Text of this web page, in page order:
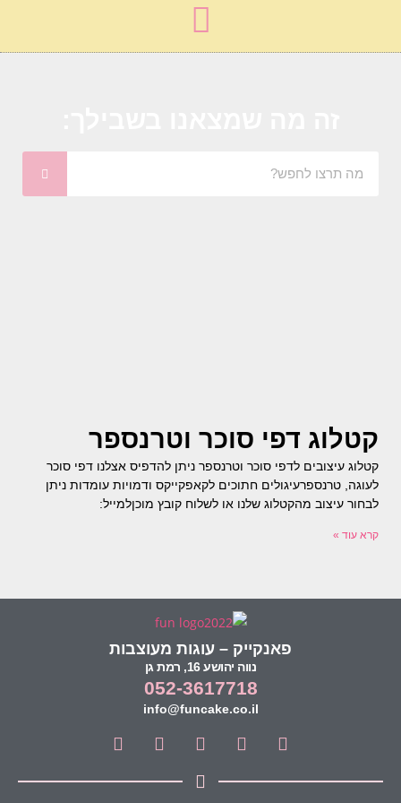
קטלוג דפי סוכר וטרנספר
קטלוג עיצובים לדפי סוכר וטרנספר ניתן להדפיס אצלנו דפי סוכר
לעוגה, טרנספרעיגולים חתוכים לקאפקייקס ודמויות עומדות ניתן
לבחור עיצוב מהקטלוג שלנו או לשלוח קובץ מוכןלמייל:
קרא עוד »
פאנקייק – עוגות מעוצבות
נווה יהושע 16, רמת גן
052-3617718
info@funcake.co.il